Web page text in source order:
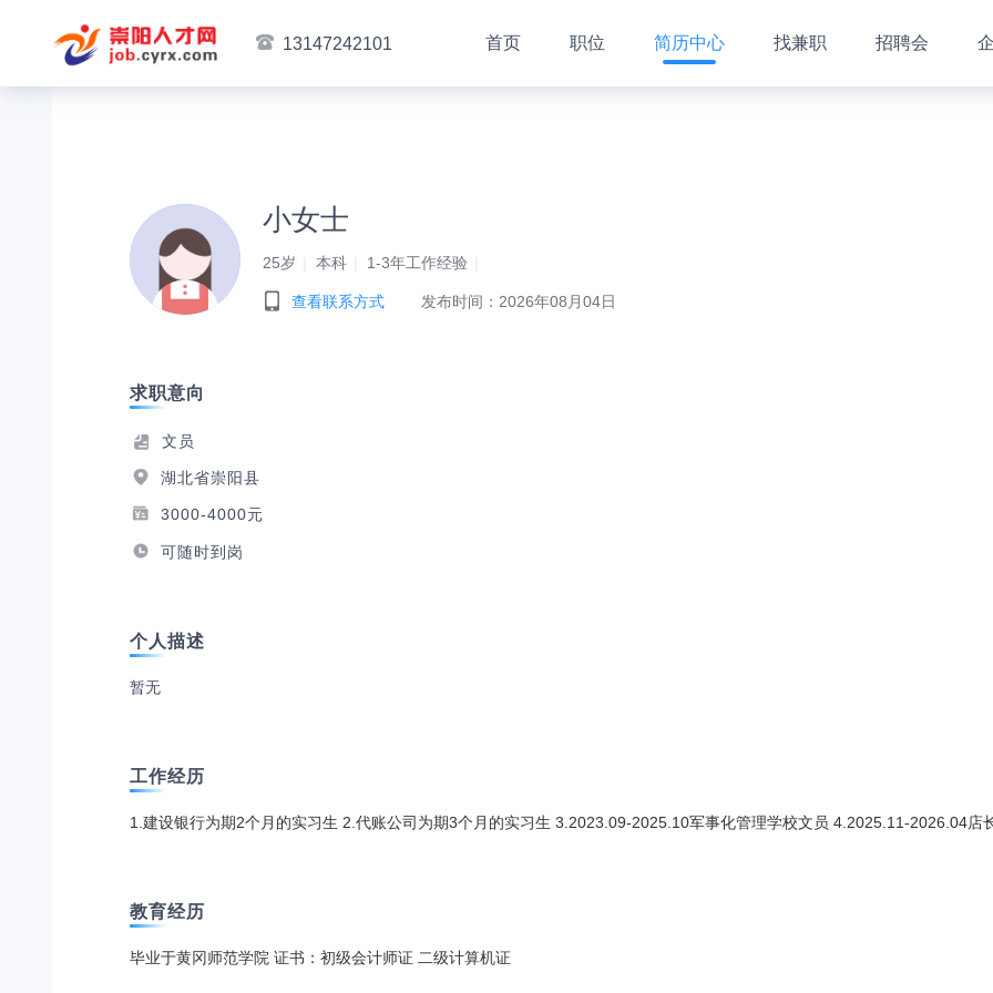
13147242101 首页 职位 简历中心 找兼职 招聘会
小女士
25岁 本科 1-3年工作经验
查看联系方式 发布时间：2026年08月04日
求职意向
文员
湖北省崇阳县
3000-4000元
可随时到岗
个人描述
暂无
工作经历
1.建设银行为期2个月的实习生 2.代账公司为期3个月的实习生 3.2023.09-2025.10军事化管理学校文员 4.2025.11-2026.04店
教育经历
毕业于黄冈师范学院 证书：初级会计师证 二级计算机证